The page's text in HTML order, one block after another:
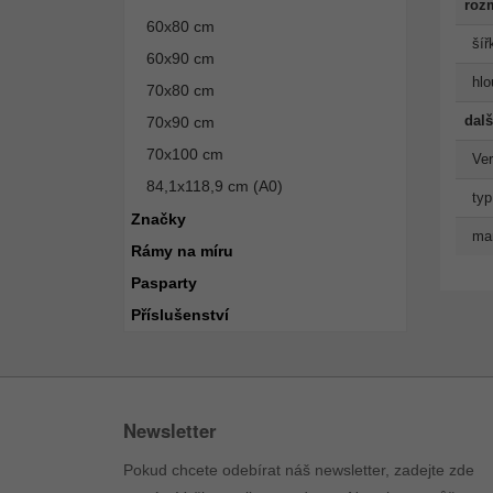
60x80 cm
60x90 cm
70x80 cm
70x90 cm
70x100 cm
84,1x118,9 cm (A0)
Značky
Rámy na míru
Pasparty
Příslušenství
Newsletter
Pokud chcete odebírat náš newsletter, zadejte zde